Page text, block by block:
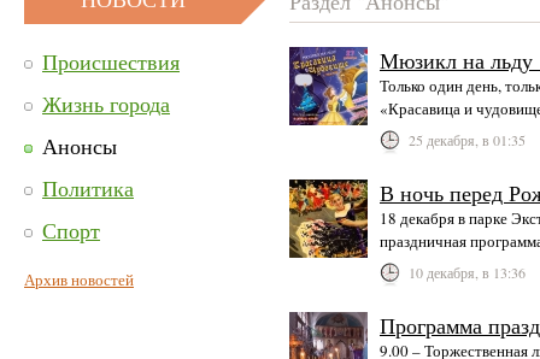
Происшествия
Жизнь города
Анонсы
Политика
Спорт
Архив новостей
Мюзикл на льду
Только один день,
«Красавица и
25 декабря, в 01:35
В ночь перед
18 декабря в парке
праздничная
10 декабря, в 13:36
Программа
9.00 – Торжественная